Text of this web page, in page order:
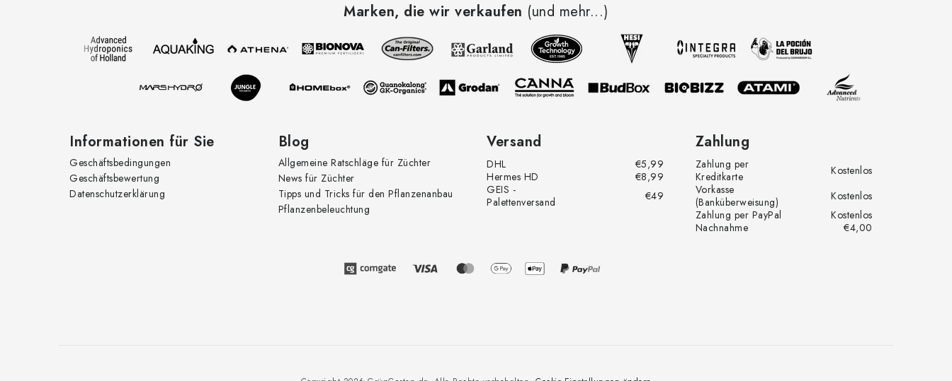
Marken, die wir verkaufen (und mehr...)
Informationen für Sie
Geschäftsbedingungen
Geschäftsbewertung
Datenschutzerklärung
Blog
Allgemeine Ratschläge für Züchter
News für Züchter
Tipps und Tricks für den Pflanzenanbau
Pflanzenbeleuchtung
Versand
DHL
€5,99
Hermes HD
€8,99
GEIS -
Palettenversand
€49
Zahlung
Zahlung per
Kreditkarte
Kostenlos
Vorkasse
(Banküberweisung)
Kostenlos
Zahlung per PayPal
Kostenlos
Nachnahme
€4,00